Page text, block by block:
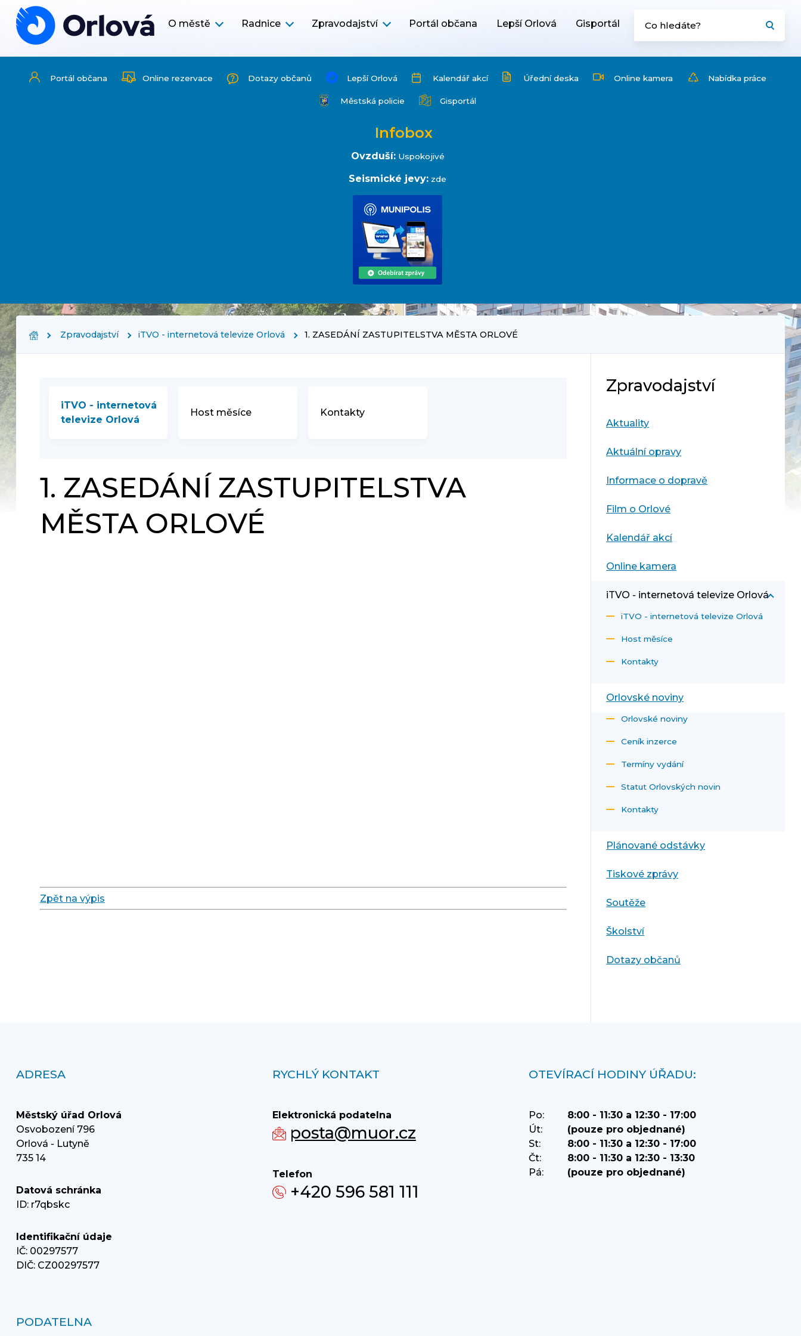
O městě Radnice Zpravodajství Portál občana Lepší Orlová Gisportál
Portál občana Online rezervace Dotazy občanů Lepší Orlová Kalendář akcí Úřední deska Online kamera Nabídka práce
Městská policie Gisportál
Infobox
Ovzduší: Uspokojivé
Seismické jevy: zde
Zpravodajství iTVO - internetová televize Orlová 1. ZASEDÁNÍ ZASTUPITELSTVA MĚSTA ORLOVÉ
iTVO - internetová
televize Orlová
Host měsíce Kontakty
1. ZASEDÁNÍ ZASTUPITELSTVA
MĚSTA ORLOVÉ
Zpět na výpis
Zpravodajství
Aktuality
Aktuální opravy
Informace o dopravě
Film o Orlové
Kalendář akcí
Online kamera
iTVO - internetová televize Orlová
iTVO - internetová televize Orlová
Host měsíce
Kontakty
Orlovské noviny
Orlovské noviny
Ceník inzerce
Termíny vydání
Statut Orlovských novin
Kontakty
Plánované odstávky
Tiskové zprávy
Soutěže
Školství
Dotazy občanů
ADRESA
Městský úřad Orlová
Osvobození 796
Orlová - Lutyně
735 14
Datová schránka
ID: r7qbskc
Identifikační údaje
IČ: 00297577
DIČ: CZ00297577
RYCHLÝ KONTAKT
Elektronická podatelna
posta@muor.cz
Telefon
+420 596 581 111
OTEVÍRACÍ HODINY ÚŘADU:
Po:
8:00 - 11:30 a 12:30 - 17:00
Út:
(pouze pro objednané)
St:
8:00 - 11:30 a 12:30 - 17:00
Čt:
8:00 - 11:30 a 12:30 - 13:30
Pá:
(pouze pro objednané)
PODATELNA